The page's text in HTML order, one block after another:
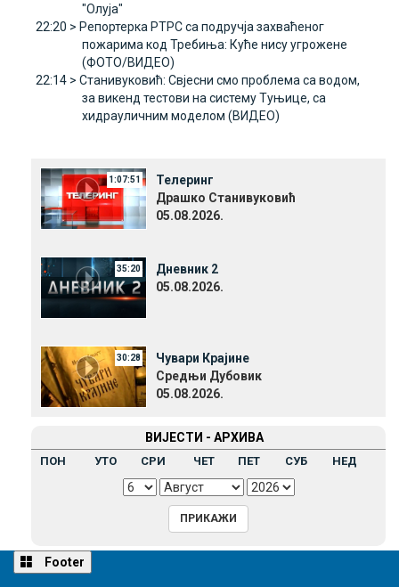
"Олуја"
22:20 > Репортерка РТРС са подручја захваћеног
пожарима код Требиња: Куће нису угрожене
(ФОТО/ВИДЕО)
22:14 > Станивуковић: Свјесни смо проблема са водом,
за викенд тестови на систему Туњице, са
хидрауличним моделом (ВИДЕО)
1:07:51
Телеринг
Драшко Станивуковић
05.08.2026.
35:20
Дневник 2
05.08.2026.
30:28
Чувари Крајине
Средњи Дубовик
05.08.2026.
ВИЈЕСТИ - АРХИВА
ПОН УТО СРИ ЧЕТ ПЕТ СУБ НЕД
Footer